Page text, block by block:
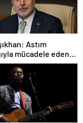
Astım
mücadele eden
her zaman